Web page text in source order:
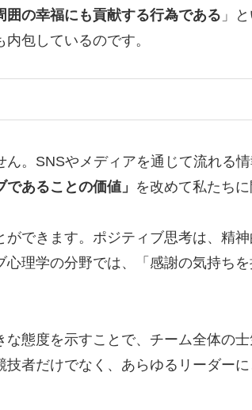
の幸福にも貢献する行為である 」
包しているのです。
。SNSやメディアを通じて流れる
であることの価値」 を改めて私たちに
できます。ポジティブ思考は、精
理学の分野では、「感謝の気持ち
態度を示すことで、チーム全体の
者だけでなく、あらゆるリーダー